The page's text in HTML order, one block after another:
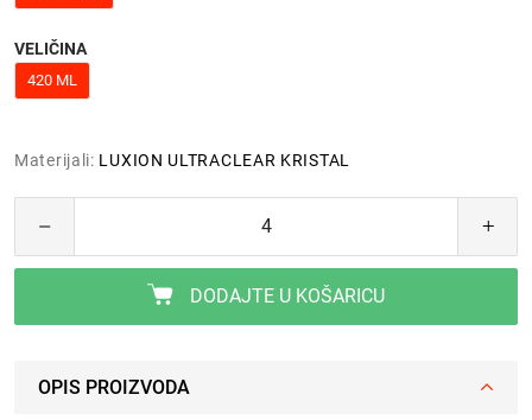
VELIČINA
420 ML
Materijali: LUXION ULTRACLEAR KRISTAL
DODAJTE U KOŠARICU
OPIS PROIZVODA